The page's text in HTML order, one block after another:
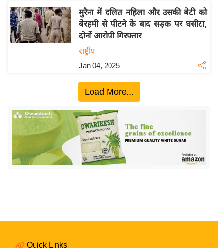
ल
श
ख्सि
य
डि
हि
त्य
ऑ
व
मुरैना में दलित महिला और उसकी बेटी को
बेरहमी से पीटने के बाद सड़क पर घसीटा,
दोनों आरोपी गिरफ्तार
राष्ट्रीय
Jan 04, 2025
Load More...
Quick Links